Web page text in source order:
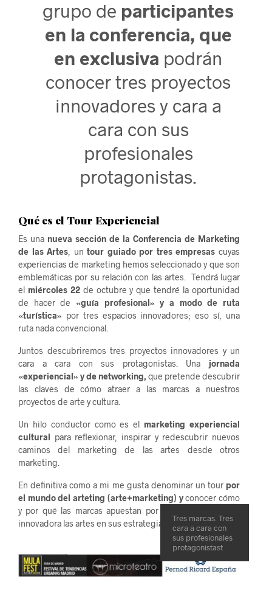
grupo de participantes
en la conferencia, que
en exclusiva podrán
conocer tres proyectos
innovadores y cara a
cara con sus
profesionales
protagonistas.
Qué es el Tour Experiencial
Es una nueva sección de la Conferencia de Marketing
de las Artes , untour guiado por tres empresas cuyas
experiencias de marketing hemos seleccionado y que son
emblemáticas por su relación con las artes. Tendrá lugar
el miércoles 22de octubre y que tendré la oportunidad
de hacer de «guía profesional» y a modo de ruta
«turística» por tres espacios innovadores; eso sí, una
ruta nada convencional.
Juntos descubriremos tres proyectos innovadores y un
cara a cara con sus protagonistas. Una jornada
«experiencial» y de networking, que pretende descubrir
las claves de cómo atraer a las marcas a nuestros
proyectos de arte y cultura.
Un hilo conductor como es el marketing experiencial
cultural para reflexionar, inspirar y redescubrir nuevos
caminos del marketing de las artes desde otros
marketing.
En definitiva como a mi me gusta denominar un tour por
el mundo del arteting (arte+marketing) yconocer cómo
y por qué las marcas apuestan por integrar de manera
innovadora las artes en sus estrategia de comunicación.
Tres marcas. Tres
cara a cara con
sus profesionales
protagonistast